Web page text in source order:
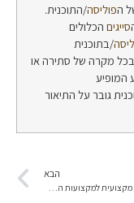
הפוליסה/התוכנית.
סייגים הכלולים
/בתוכנית
בכל מקרה של סתירה או
המופיע
גובר על התיאור
הבא